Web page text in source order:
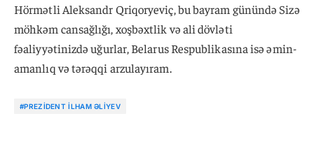
Hörmətli Aleksandr Qriqoryeviç, bu bayram günündə Sizə
möhkəm cansağlığı, xoşbəxtlik və ali dövləti
fəaliyyətinizdə uğurlar, Belarus Respublikasına isə əmin-
amanlıq və tərəqqi arzulayıram.
#PREZIDENT İLHAM ƏLIYEV